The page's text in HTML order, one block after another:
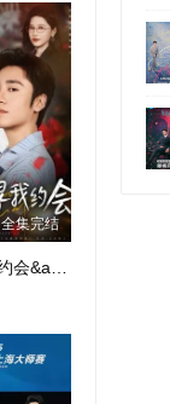
全集完结
男人请跟我约会&amp;当我决定凭实力单身